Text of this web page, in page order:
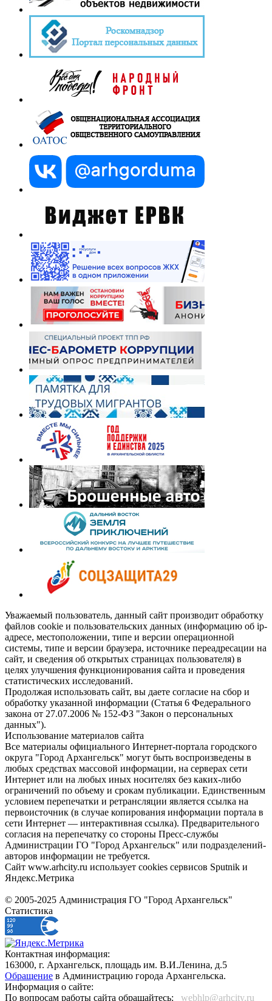
Уважаемый пользователь, данный сайт производит обработку
файлов cookie и пользовательских данных (информацию об ip-
адресе, местоположении, типе и версии операционной
системы, типе и версии браузера, источнике переадресации на
сайт, и сведения об открытых страницах пользователя) в
целях улучшения функционирования сайта и проведения
статистических исследований.
Продолжая использовать сайт, вы даете согласие на сбор и
обработку указанной информации (Статья 6 Федерального
закона от 27.07.2006 № 152-ФЗ "Закон о персональных
данных").
Использование материалов сайта
Все материалы официального Интернет-портала городского
округа "Город Архангельск" могут быть воспроизведены в
любых средствах массовой информации, на серверах сети
Интернет или на любых иных носителях без каких-либо
ограничений по объему и срокам публикации. Единственным
условием перепечатки и ретрансляции является ссылка на
первоисточник (в случае копирования информации портала в
сети Интернет — интерактивная ссылка). Предварительного
согласия на перепечатку со стороны Пресс-службы
Администрации ГО "Город Архангельск" или подразделений-
авторов информации не требуется.
Сайт www.arhcity.ru использует cookies сервисов Sputnik и
Яндекс.Метрика
© 2005-2025 Администрация ГО "Город Архангельск"
Статистика
Контактная информация:
163000, г. Архангельск, площадь им. В.И.Ленина, д.5
Обращение в Администрацию города Архангельска.
Информация о сайте:
По вопросам работы сайта обращайтесь:
_webhlp@arhcity.ru_